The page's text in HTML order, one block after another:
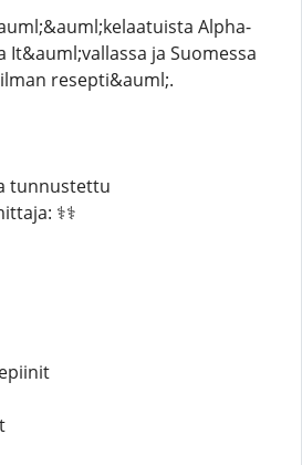
Alpha-
It&auml;vallassa ja Suomessa
resepti&auml;.
tunnustettu
⚕️⚕️